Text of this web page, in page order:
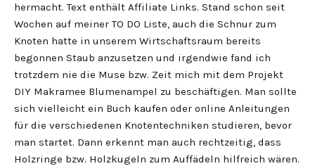
hermacht. Text enthält Affiliate Links. Stand schon seit
Wochen auf meiner TO DO Liste, auch die Schnur zum
Knoten hatte in unserem Wirtschaftsraum bereits
begonnen Staub anzusetzen und irgendwie fand ich
trotzdem nie die Muse bzw. Zeit mich mit dem Projekt
DIY Makramee Blumenampel zu beschäftigen. Man sollte
sich vielleicht ein Buch kaufen oder online Anleitungen
für die verschiedenen Knotentechniken studieren, bevor
man startet. Dann erkennt man auch rechtzeitig, dass
Holzringe bzw. Holzkugeln zum Auffädeln hilfreich wären.